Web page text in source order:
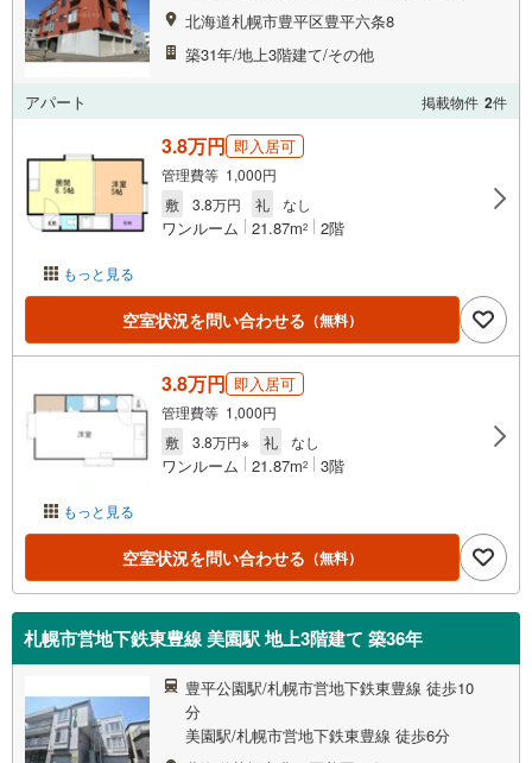
北海道札幌市豊平区豊平六条8
築31年/地上3階建て/その他
アパート 掲載物件 2件
もっと見る
3.8万円 即入居可
管理費等 1,000円
敷
3.8万円 礼 なし
ワンルーム 21.87m2 2階
空室状況を問い合わせる （無料）
もっと見る
3.8万円 即入居可
管理費等 1,000円
敷
3.8万円※ 礼 なし
ワンルーム 21.87m2 3階
空室状況を問い合わせる （無料）
札幌市営地下鉄東豊線 美園駅 地上3階建て 築36年
豊平公園駅/札幌市営地下鉄東豊線 徒歩10
分
美園駅/札幌市営地下鉄東豊線 徒歩6分